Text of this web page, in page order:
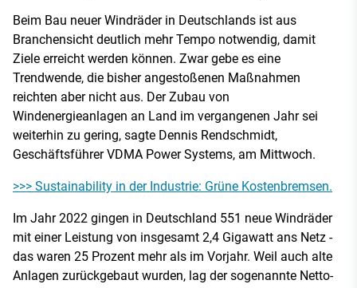
Beim Bau neuer Windräder in Deutschlands ist aus
Branchensicht deutlich mehr Tempo notwendig, damit
Ziele erreicht werden können. Zwar gebe es eine
Trendwende, die bisher angestoßenen Maßnahmen
reichten aber nicht aus. Der Zubau von
Windenergieanlagen an Land im vergangenen Jahr sei
weiterhin zu gering, sagte Dennis Rendschmidt,
Geschäftsführer VDMA Power Systems, am Mittwoch.
>>> Sustainability in der Industrie: Grüne Kostenbremsen.
Im Jahr 2022 gingen in Deutschland 551 neue Windräder
mit einer Leistung von insgesamt 2,4 Gigawatt ans Netz -
das waren 25 Prozent mehr als im Vorjahr. Weil auch alte
Anlagen zurückgebaut wurden, lag der sogenannte Netto-